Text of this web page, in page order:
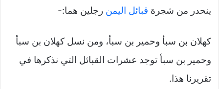
ينحدر من شجرة قبائل اليمن رجلين هما:-
كهلان بن سبأ وحمير بن سبأ، ومن نسل كهلان بن سبأ
وحمير بن سبأ توجد عشرات القبائل التي نذكرها في
تقريرنا هذا.